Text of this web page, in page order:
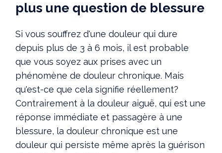
plus une question de blessure
Si vous souffrez d'une douleur qui dure
depuis plus de 3 à 6 mois, il est probable
que vous soyez aux prises avec un
phénomène de douleur chronique. Mais
qu'est-ce que cela signifie réellement?
Contrairement à la douleur aiguë, qui est une
réponse immédiate et passagère à une
blessure, la douleur chronique est une
douleur qui persiste même après la guérison